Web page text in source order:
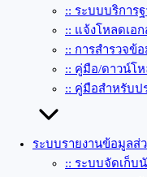
:: ระบบบริการ
:: แจ้งโหลดเอ
:: การสำรวจข้
:: คู่มือ/ดาวน์โ
:: คู่มือสำหรับป
ระบบรายงานข้อมูลส่
:: ระบบจัดเก็บ